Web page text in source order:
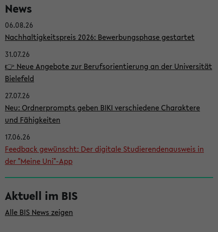
e
i
t
e
n
l
e
i
s
t
e
News
06.08.26
Nachhaltigkeitspreis 2026: Bewerbungsphase gestartet
31.07.26
👉 Neue Angebote zur Berufsorientierung an der Universität
Bielefeld
27.07.26
Neu: Ordnerprompts geben BIKI verschiedene Charaktere
und Fähigkeiten
17.06.26
Feedback gewünscht: Der digitale Studierendenausweis in
der "Meine Uni"-App
Aktuell im BIS
Alle BIS News zeigen